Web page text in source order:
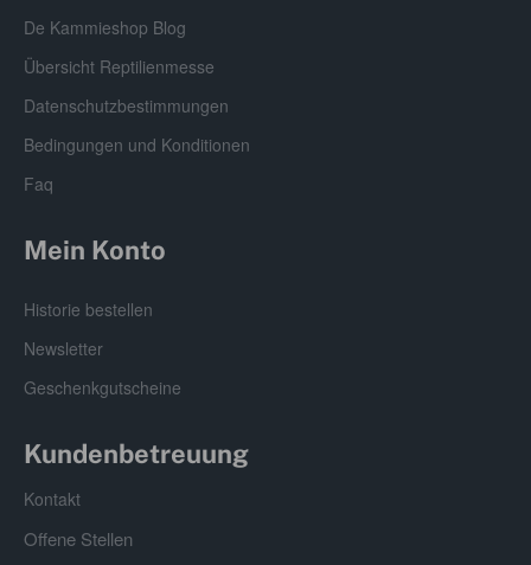
De Kammieshop Blog
Übersicht Reptilienmesse
Datenschutzbestimmungen
Bedingungen und Konditionen
Faq
Mein Konto
Historie bestellen
Newsletter
Geschenkgutscheine
Kundenbetreuung
Kontakt
Offene Stellen